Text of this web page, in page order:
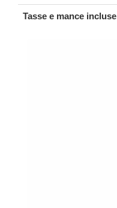
Tasse e mance incluse